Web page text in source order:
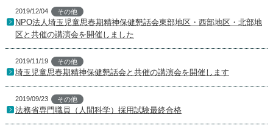
2019/12/04 その他
NPO法人埼玉児童思春期精神保健懇話会東部地区・西部地区・北部地
区と共催の講演会を開催しました
2019/11/19 その他
埼玉児童思春期精神保健懇話会と共催の講演会を開催します
2019/09/23 その他
法務省専門職員（人間科学）採用試験最終合格